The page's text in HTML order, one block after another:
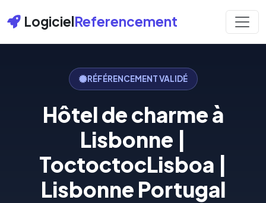
LogicielReferencement
RÉFÉRENCEMENT VALIDÉ
Hôtel de charme à
Lisbonne |
ToctoctocLisboa |
Lisbonne Portugal